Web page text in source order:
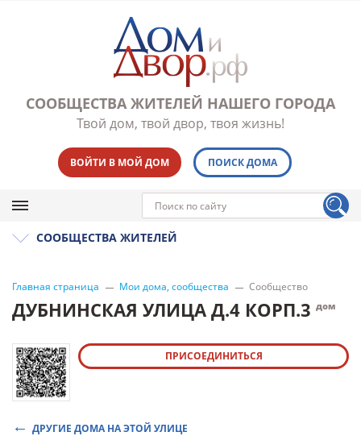
СООБЩЕСТВА ЖИТЕЛЕЙ НАШЕГО ГОРОДА
Твой дом, твой двор, твоя жизнь!
ВОЙТИ В МОЙ ДОМ ПОИСК ДОМА
СООБЩЕСТВА ЖИТЕЛЕЙ
Главная страница Мои дома, сообщества Сообщество
ДУБНИНСКАЯ УЛИЦА Д.4 КОРП.3 дом
ПРИСОЕДИНИТЬСЯ
ДРУГИЕ ДОМА НА ЭТОЙ УЛИЦЕ